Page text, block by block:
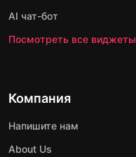
AI чат-бот
Посмотреть все виджеты
Компания
Напишите нам
About Us